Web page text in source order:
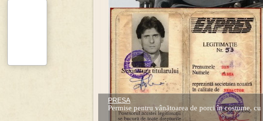
PRESA
Permise pentru vânătoarea de porci în costume, cu
Prima mea carte publicata (Nemira)
Averea Presedintelui: prima lucrare despre